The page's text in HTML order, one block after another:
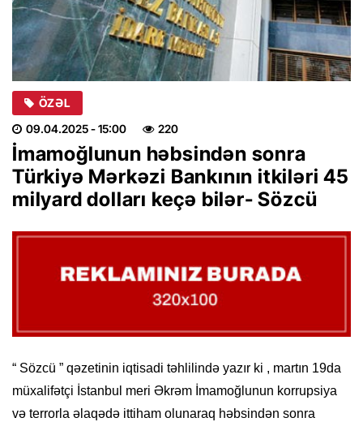
ÖZƏL
09.04.2025- 15:00 220
İmamoğlunun həbsindən sonra
Türkiyə Mərkəzi Bankının itkiləri 45
milyard dolları keçə bilər- Sözcü
“ Sözcü ” qəzetinin iqtisadi təhlilində yazır ki , martın 19da
müxalifətçi İstanbul meri Əkrəm İmamoğlunun korrupsiya
və terrorla əlaqədə ittiham olunaraq həbsindən sonra